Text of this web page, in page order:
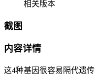
相关版本
截图
内容详情
这4种基因很容易隔代遗传